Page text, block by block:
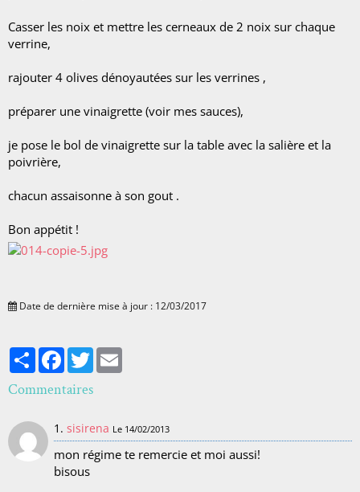
Casser les noix et mettre les cerneaux de 2 noix sur chaque
verrine,
rajouter 4 olives dénoyautées sur les verrines ,
préparer une vinaigrette (voir mes sauces),
je pose le bol de vinaigrette sur la table avec la salière et la
poivrière,
chacun assaisonne à son gout .
Bon appétit !
Date de dernière mise à jour : 12/03/2017
PartagerFacebook
Twitter
Commentaires
1. sisirena Le 14/02/2013
mon régime te remercie et moi aussi!
bisous